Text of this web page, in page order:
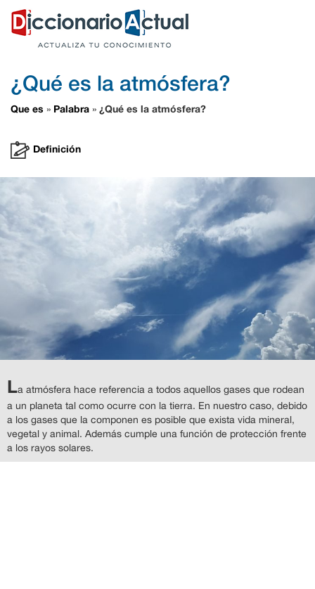
¿Qué es la atmósfera?
Que es » Palabra » ¿Qué es la atmósfera?
Definición
La atmósfera hace referencia a todos aquellos gases que rodean
a un planeta tal como ocurre con la tierra. En nuestro caso, debido
a los gases que la componen es posible que exista vida mineral,
vegetal y animal. Además cumple una función de protección frente
a los rayos solares.